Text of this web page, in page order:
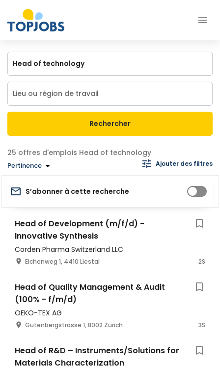
Rechercher
offres d'emplois Head of technology
Pertinence Ajouter des filtres
S’abonner à cette recherche
Head of Development (m/f/d) -
Innovative Synthesis
Corden Pharma Switzerland LLC
Eichenweg 1, 4410 Liestal 2S
Head of Quality Management & Audit
(100% - f/m/d)
OEKO-TEX AG
Gutenbergstrasse 1, 8002 Zürich 3S
Head of R&D – Instruments/Solutions for
Materials Characterization